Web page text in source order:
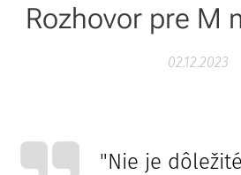
Rozhovor pre M
02.12.2023
"Nie je